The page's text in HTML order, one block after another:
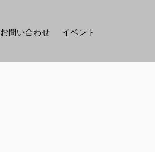
お問い合わせ イベント